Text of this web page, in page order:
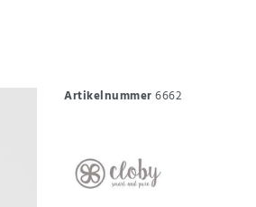
Artikelnummer6662